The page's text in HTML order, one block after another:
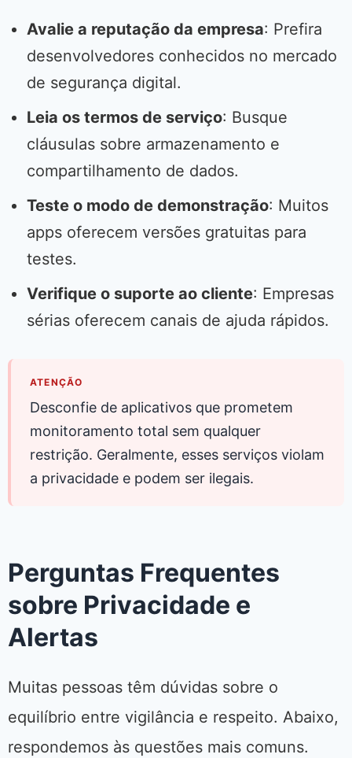
Avalie a reputação da empresa: Prefira
desenvolvedores conhecidos no mercado
de segurança digital.
Leia os termos de serviço: Busque
cláusulas sobre armazenamento e
compartilhamento de dados.
Teste o modo de demonstração: Muitos
apps oferecem versões gratuitas para
testes.
Verifique o suporte ao cliente: Empresas
sérias oferecem canais de ajuda rápidos.
ATENÇÃO
Desconfie de aplicativos que prometem
monitoramento total sem qualquer
restrição. Geralmente, esses serviços violam
a privacidade e podem ser ilegais.
Perguntas Frequentes
sobre Privacidade e
Alertas
Muitas pessoas têm dúvidas sobre o
equilíbrio entre vigilância e respeito. Abaixo,
respondemos às questões mais comuns.